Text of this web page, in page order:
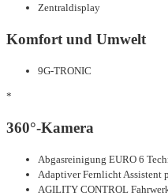
Zentraldisplay
Komfort und Umwelt
9G-TRONIC
*
360°-Kamera
Abgasreinigung EURO 6
Adaptiver Fernlicht Assistent
AGILITY CONTROL